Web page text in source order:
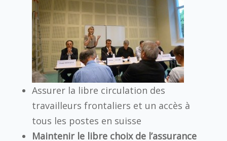
Assurer la libre circulation des
travailleurs frontaliers et un accès à
tous les postes en suisse
Maintenir le libre choix de l’assurance